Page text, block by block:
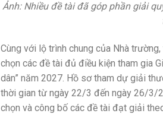
Ảnh: Nhiều đề tài đã góp phần giải
Cùng với lộ trình chung của Nhà
chọn các đề tài đủ điều kiện tham gia
dân” năm 2027. Hồ sơ tham dự giải
thời gian từ ngày 22/3 đến ngày 26/3/
chọn và công bố các đề tài đạt giải